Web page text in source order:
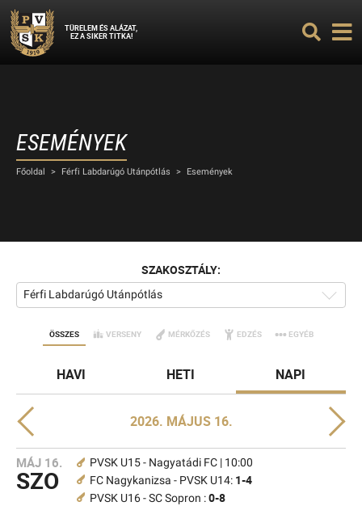
TÜRELEM ÉS ALÁZAT,
EZ A SIKER TITKA!
ESEMÉNYEK
Főoldal > Férfi Labdarúgó Utánpótlás > Események
SZAKOSZTÁLY:
Férfi Labdarúgó Utánpótlás
ÖSSZES VERSENY MÉRKŐZÉS EDZÉS EGYÉB
HAVI HETI NAPI
2026. MÁJUS 16.
MÁJ 16.
SZO
PVSK U15 - Nagyatádi FC | 10:00
FC Nagykanizsa - PVSK U14: 1-4
PVSK U16 - SC Sopron :0-8